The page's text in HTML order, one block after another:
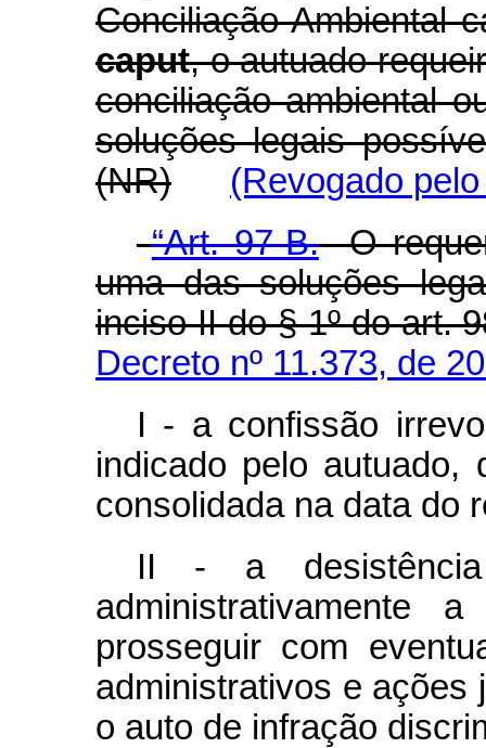
Conciliação Ambiental
caput, o autuado
conciliação ambiental
soluções legais
(NR)
(Revogado
“Art. 97-B.O
uma das soluções
inciso II do § 1º do art.
Decreto nº 11.373, de
I - a confissão
indicado pelo autuado,
consolidada na data
II - a
administrativamente
prosseguir com
administrativos e ações
o auto de infração